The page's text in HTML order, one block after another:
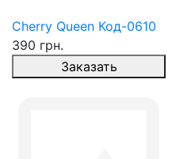
Cherry Queen Код-0610
390 грн.
Заказать